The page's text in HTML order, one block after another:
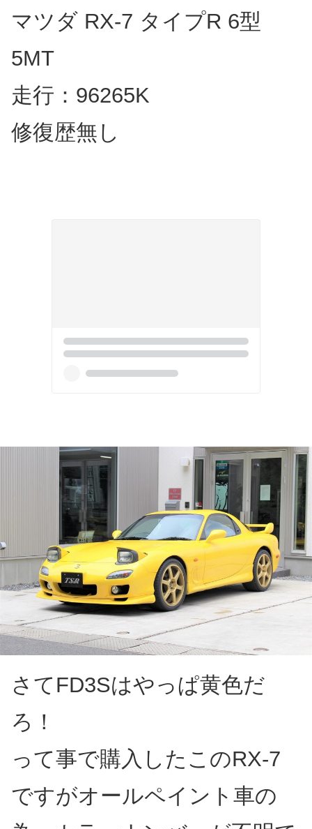
マツダ RX-7 タイプR 6型
5MT
走行：96265K
修復歴無し
さてFD3Sはやっぱ黄色だ
ろ！
って事で購入したこのRX-7
ですがオールペイント車の